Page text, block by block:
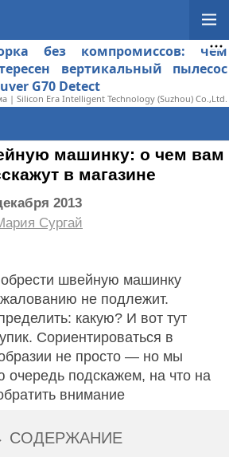
без компромиссов: чем
вертикальный пылесос
G70 Detect
| Silicon Era Intelligent Technology (Suzhou) Co.,Ltd.
машинку: о чем вам
в магазине
2013
Сургай
швейную машинку
не подлежит.
какую? И вот тут
Сориентироваться в
не просто — но мы
подскажем, на что на
внимание
СОДЕРЖАНИЕ